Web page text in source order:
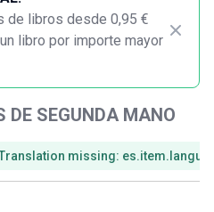
de libros desde 0,95 €
libro por importe mayor
DE SEGUNDA MANO
missing: